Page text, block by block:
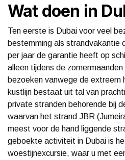
Wat doen in
Ten eerste is Dubai voor veel
bestemming als strandvakantie
per jaar de garantie heeft op
alleen tijdens de
bezoeken vanwege de
kustlijn bestaat uit tal van
private stranden behorende bij
waarvan het strand JBR
meest voor de hand liggende
geboekte activiteit in Dubai is
woestijnexcursie, waar u met